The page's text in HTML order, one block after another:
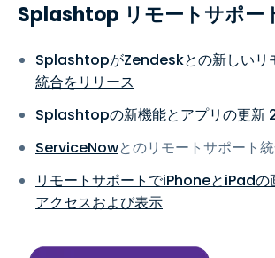
Splashtop リモートサポー
SplashtopがZendeskとの新しいリ
統合をリリース
Splashtopの新機能とアプリの更新
ServiceNowとのリモートサポート
リモートサポートでiPhoneとiPadの
アクセスおよび表示